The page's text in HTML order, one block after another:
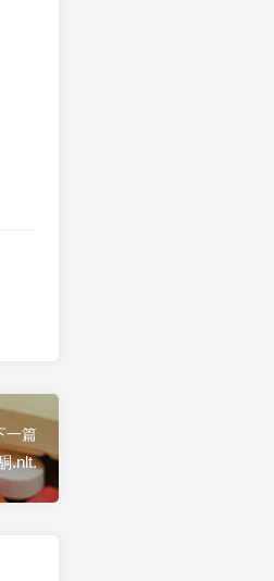
一篇
.nlt.